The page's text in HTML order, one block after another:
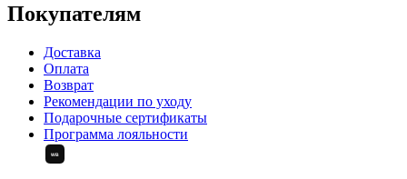
Покупателям
Доставка
Оплата
Возврат
Рекомендации по уходу
Подарочные сертификаты
Программа лояльности